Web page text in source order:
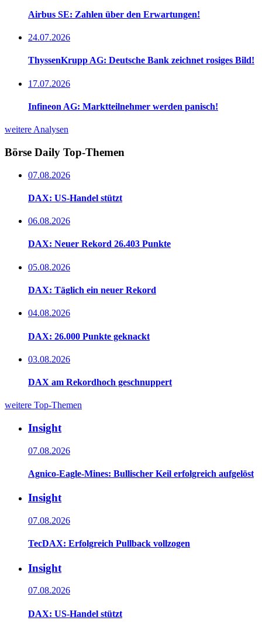
Airbus SE: Zahlen über den Erwartungen!
24.07.2026
ThyssenKrupp AG: Deutsche Bank zeichnet rosiges Bild!
17.07.2026
Infineon AG: Marktteilnehmer werden panisch!
weitere Analysen
Börse Daily Top-Themen
07.08.2026
DAX: US-Handel stützt
06.08.2026
DAX: Neuer Rekord 26.403 Punkte
05.08.2026
DAX: Täglich ein neuer Rekord
04.08.2026
DAX: 26.000 Punkte geknackt
03.08.2026
DAX am Rekordhoch geschnuppert
weitere Top-Themen
Insight
07.08.2026
Agnico-Eagle-Mines: Bullischer Keil erfolgreich aufgelöst
Insight
07.08.2026
TecDAX: Erfolgreich Pullback vollzogen
Insight
07.08.2026
DAX: US-Handel stützt